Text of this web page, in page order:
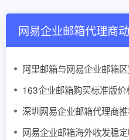
网易企业邮箱代理商
阿里邮箱与网易企业邮箱
163企业邮箱购买标准版价
深圳网易企业邮箱代理商